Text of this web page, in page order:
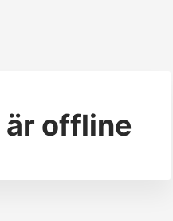
är offline